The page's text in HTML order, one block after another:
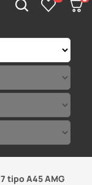
tipo A45 AMG